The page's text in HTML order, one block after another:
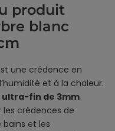
produit
blanc
une crédence en
et à la chaleur.
fin de 3mm
crédences de
bains et les